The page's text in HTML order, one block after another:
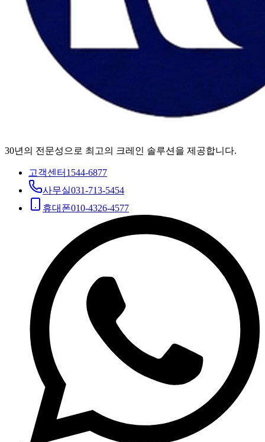
30년의 전문성으로 최고의 크레인 솔루션을 제공합니다.
고객센터 1544-6877
사무실031-713-5454
휴대폰010-4326-4577